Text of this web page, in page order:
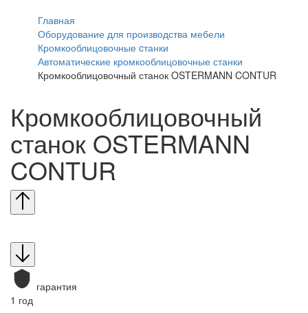
Главная
Оборудование для производства мебели
Кромкооблицовочные cтанки
Автоматические кромкооблицовочные станки
Кромкооблицовочный станок OSTERMANN CONTUR
Кромкооблицовочный
станок OSTERMANN
CONTUR
гарантия
1 год